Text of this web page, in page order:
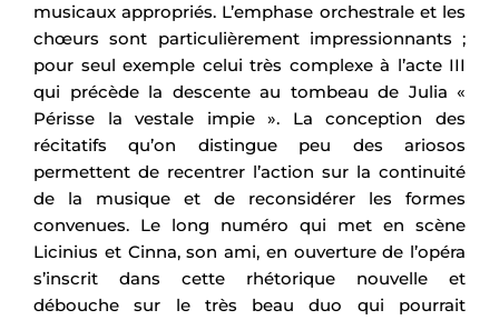
musicaux appropriés. L’emphase orchestrale et les
chœurs sont particulièrement impressionnants ;
pour seul exemple celui très complexe à l’acte III
qui précède la descente au tombeau de Julia «
Périsse la vestale impie ». La conception des
récitatifs qu’on distingue peu des ariosos
permettent de recentrer l’action sur la continuité
de la musique et de reconsidérer les formes
convenues. Le long numéro qui met en scène
Licinius et Cinna, son ami, en ouverture de l’opéra
s’inscrit dans cette rhétorique nouvelle et
débouche sur le très beau duo qui pourrait